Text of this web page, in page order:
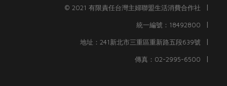
© 2021 有限責任台灣主婦聯盟生活消費合作社 |
統一編號：18492800 |
地址：241新北市三重區重新路五段639號 |
傳真：02-2995-6500 |